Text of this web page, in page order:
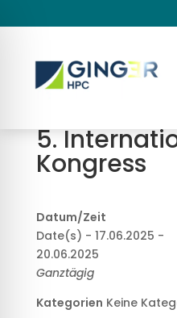
5.
Kongress
Datum/Zeit
Date(s) - 17.06.2025 -
20.06.2025
Ganztägig
Kategorien Keine